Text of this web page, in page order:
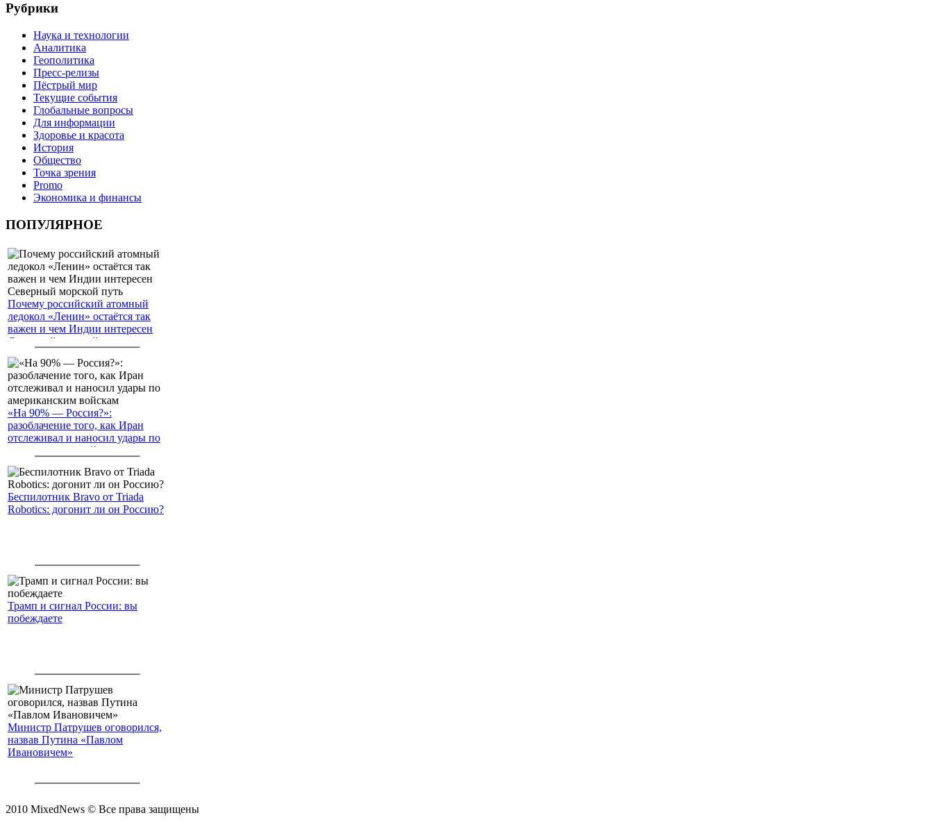
Рубрики
Наука и технологии
Аналитика
Геополитика
Пресс-релизы
Пёстрый мир
Текущие события
Глобальные вопросы
Для информации
Здоровье и красота
История
Общество
Точка зрения
Promo
Экономика и финансы
ПОПУЛЯРНОЕ
Почему российский атомный
ледокол «Ленин» остаётся так
важен и чем Индии интересен
Северный морской путь
«На 90% — Россия?»:
разоблачение того, как Иран
отслеживал и наносил удары по
американским войскам
Беспилотник Bravo от Triada
Robotics: догонит ли он Россию?
Трамп и сигнал России: вы
побеждаете
Министр Патрушев оговорился,
назвав Путина «Павлом
Ивановичем»
2010 MixedNews © Все права защищены